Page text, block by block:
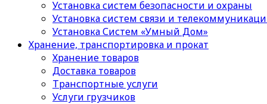
Установка систем безопасности и охраны
Установка систем связи и
Установка Систем «Умный Дом»
Хранение, транспортировка и прокат
Хранение товаров
Доставка товаров
Транспортные услуги
Услуги грузчиков